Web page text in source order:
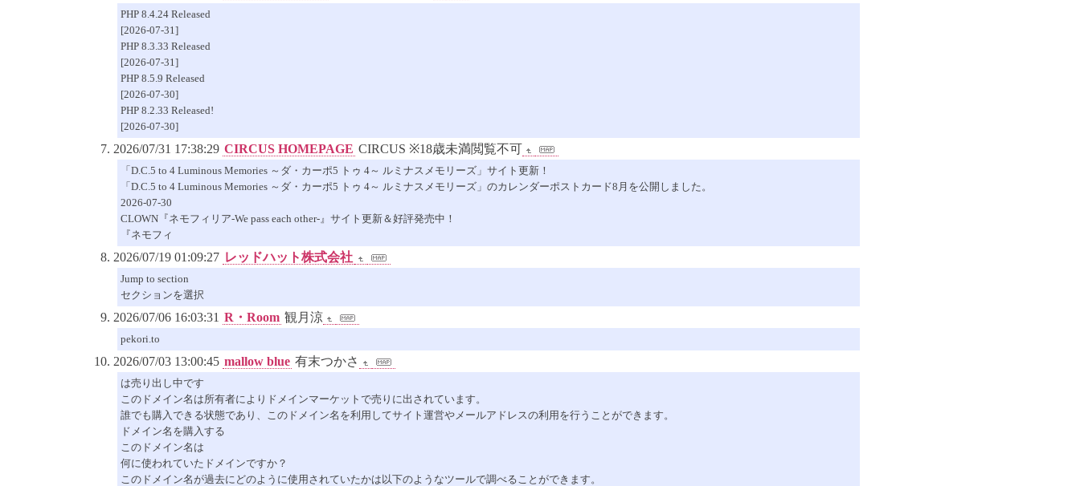
PHP 8.4.24 Released
[2026-07-31]
PHP 8.3.33 Released
[2026-07-31]
PHP 8.5.9 Released
[2026-07-30]
PHP 8.2.33 Released!
[2026-07-30]
2026/07/31 17:38:29 CIRCUS HOMEPAGE CIRCUS ※18歳未満閲覧不可
「D.C.5 to 4 Luminous Memories ～ダ・カーポ5 トゥ 4～ ルミナスメモリーズ」サイト更新！
「D.C.5 to 4 Luminous Memories ～ダ・カーポ5 トゥ 4～ ルミナスメモリーズ」のカレンダーポストカード8月を公開しました。
2026-07-30
CLOWN『ネモフィリア-We pass each other-』サイト更新＆好評発売中！
『ネモフィ
2026/07/19 01:09:27 レッドハット株式会社
Jump to section
セクションを選択
2026/07/06 16:03:31 R・Room 観月涼
pekori.to
2026/07/03 13:00:45 mallow blue 有末つかさ
は売り出し中です
このドメイン名は所有者によりドメインマーケットで売りに出されています。
誰でも購入できる状態であり、このドメイン名を利用してサイト運営やメールアドレスの利用を行うことができます。
ドメイン名を購入する
このドメイン名は
何に使われていたドメインですか？
このドメイン名が過去にどのように使用されていたかは以下のようなツールで調べることができます。